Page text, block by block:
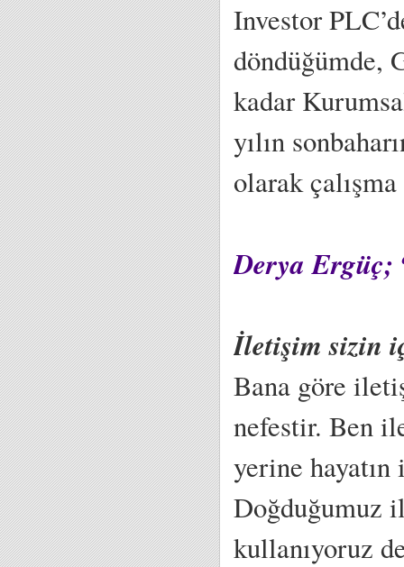
Investor
döndüğümde,
kadar
yılın
olarak
Derya Ergüç;
İletişim sizin
Bana göre
nefestir. Ben
yerine
Doğduğumuz
kullanıyoruz